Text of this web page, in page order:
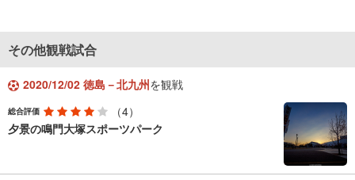
その他観戦試合
2020/12/02 徳島－北九州を観戦
総合評価
（4）
夕景の鳴門大塚スポーツパーク